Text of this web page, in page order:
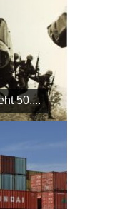
50....